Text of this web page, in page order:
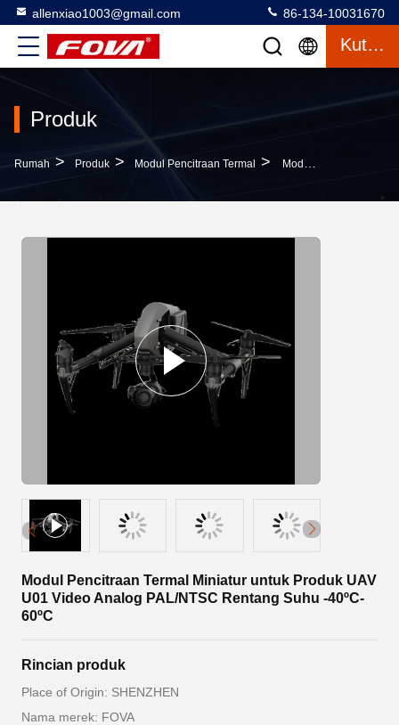
allenxiao1003@gmail.com 86-134-10031670
Kutipan
Produk
Rumah > Produk > Modul Pencitraan Termal > Modul Pencitraan Termal Miniatur Untuk Produk UAV U01 Video Analog PAL/NTSC Rentang Suhu -40ºC- 60ºC
Modul Pencitraan Termal Miniatur untuk Produk UAV
U01 Video Analog PAL/NTSC Rentang Suhu -40ºC-
60ºC
Rincian produk
Place of Origin: SHENZHEN
Nama merek: FOVA